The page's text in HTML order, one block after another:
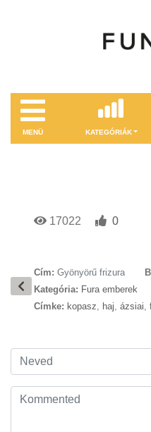
MENÜ KATEGÓRIÁK
17022
0
Cím: Gyönyörű frizura
Kategória: Fura emberek
Címke: kopasz, haj, ázsiai,